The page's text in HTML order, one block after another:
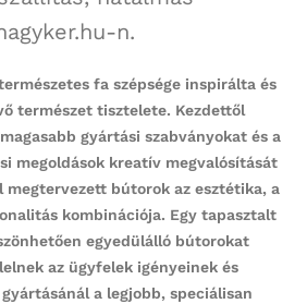
fa szépsége inspirálta és
természet tisztelete. Kezdettől
gyártási szabványokat és a
megoldások kreatív megvalósítását
megtervezett bútorok az esztétika, a
kombinációja. Egy tapasztalt
egyedülálló bútorokat
az ügyfelek igényeinek és
a legjobb, speciálisan